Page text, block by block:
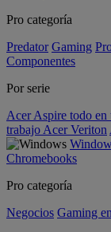
Pro categoría
Predator Gaming
Componentes
Por serie
Acer Aspire todo en
trabajo Acer Veriton
Chromebooks
Pro categoría
Negocios Gaming